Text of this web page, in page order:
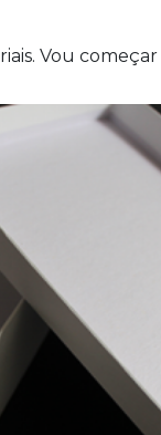
Vou